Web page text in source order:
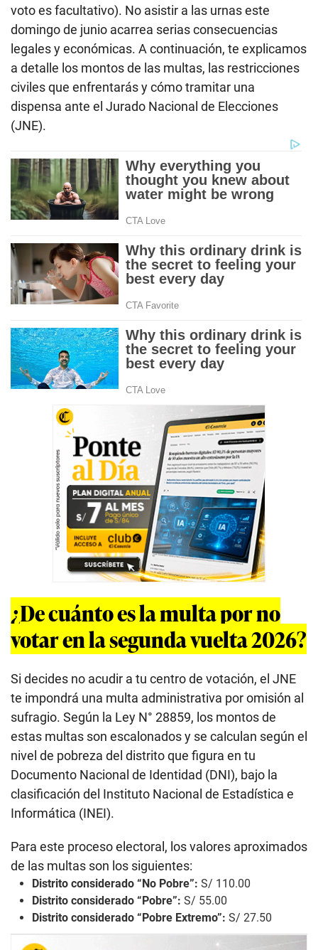
voto es facultativo). No asistir a las urnas este
domingo de junio acarrea serias consecuencias
legales y económicas. A continuación, te explicamos
a detalle los montos de las multas, las restricciones
civiles que enfrentarás y cómo tramitar una
dispensa ante el Jurado Nacional de Elecciones
(JNE).
¿De cuánto es la multa por no
votar en la segunda vuelta 2026?
Si decides no acudir a tu centro de votación, el JNE
te impondrá una multa administrativa por omisión al
sufragio. Según la Ley N° 28859, los montos de
estas multas son escalonados y se calculan según el
nivel de pobreza del distrito que figura en tu
Documento Nacional de Identidad (DNI), bajo la
clasificación del Instituto Nacional de Estadística e
Informática (INEI).
Para este proceso electoral, los valores aproximados
de las multas son los siguientes:
Distrito considerado “No Pobre”: S/ 110.00
Distrito considerado “Pobre”: S/ 55.00
Distrito considerado “Pobre Extremo”: S/ 27.50